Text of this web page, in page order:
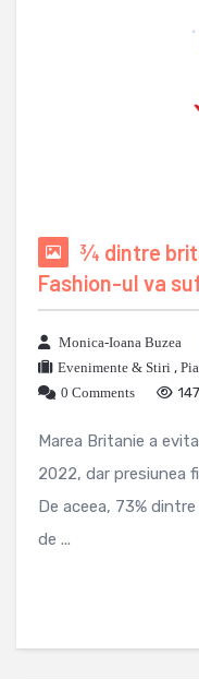
¾ dintre
Fashion-ul va
Monica-Ioana Buzea
Evenimente & Stiri ,
0 Comments
Marea Britanie a
2022, dar presiunea
De aceea, 73%
de ...